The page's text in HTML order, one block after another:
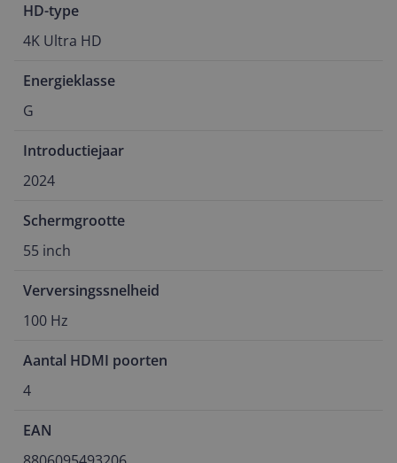
HD-type
4K Ultra HD
Energieklasse
G
Introductiejaar
2024
Schermgrootte
55 inch
Verversingssnelheid
100 Hz
Aantal HDMI poorten
4
EAN